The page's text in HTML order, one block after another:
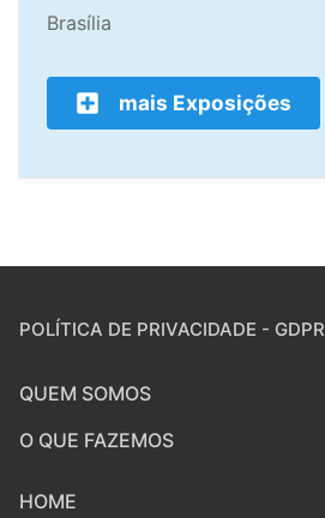
Brasília
mais Exposições
POLÍTICA DE PRIVACIDADE - GDPR
QUEM SOMOS
O QUE FAZEMOS
HOME